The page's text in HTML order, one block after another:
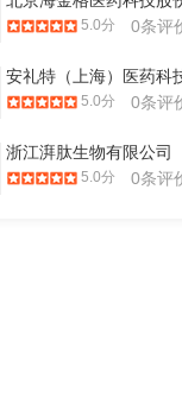
5.0分 0条评
5.0分 0条评
浙江湃肽生物有限公司
5.0分 0条评